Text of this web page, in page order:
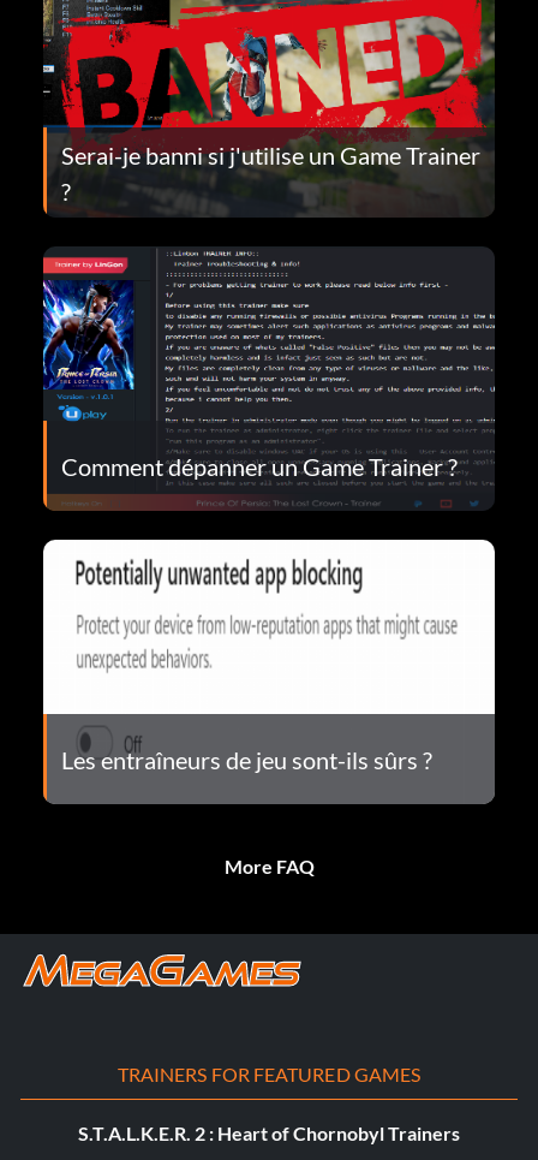
Serai-je banni si j'utilise un Game Trainer
?
Comment dépanner un Game Trainer ?
Les entraîneurs de jeu sont-ils sûrs ?
More FAQ
TRAINERS FOR FEATURED GAMES
S.T.A.L.K.E.R. 2 : Heart of Chornobyl Trainers